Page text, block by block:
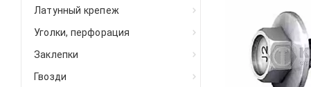
Латунный крепеж
Уголки, перфорация
Заклепки
Гвозди